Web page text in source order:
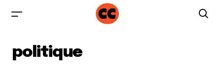
politique